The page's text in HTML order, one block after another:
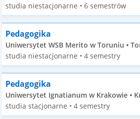
studia niestacjonarne • 6 semestrów
Pedagogika
Uniwersytet WSB Merito w Toruniu •
studia niestacjonarne • 4 semestry
Pedagogika
Uniwersytet Ignatianum w Krakowie •
studia stacjonarne • 4 semestry